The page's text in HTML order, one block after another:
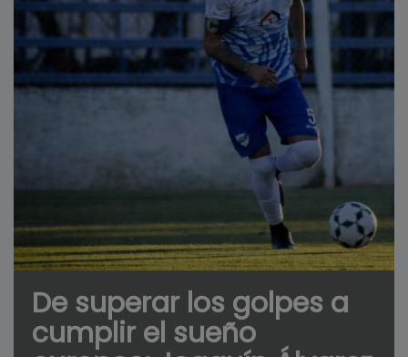
De superar los golpes a
cumplir el sueño